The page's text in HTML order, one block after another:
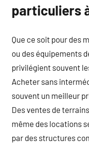
particuliers
Que ce soit pour des
ou des équipements
privilégient souvent
Acheter sans
souvent un meilleur
Des ventes de
même des locations
par des structures